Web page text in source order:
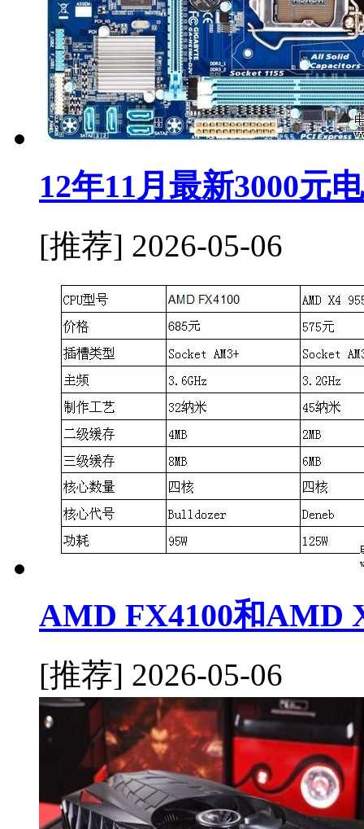
12年11月最新3000元
[推荐] 2026-05-06
AMD FX4100和AMD
[推荐] 2026-05-06